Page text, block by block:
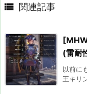
 関連記事
(雷耐
以前に
王キリ